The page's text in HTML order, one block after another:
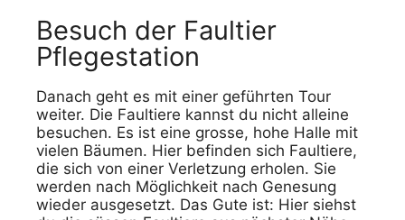
Besuch der Faultier
Pflegestation
Danach geht es mit einer geführten Tour
weiter. Die Faultiere kannst du nicht alleine
besuchen. Es ist eine grosse, hohe Halle mit
vielen Bäumen. Hier befinden sich Faultiere,
die sich von einer Verletzung erholen. Sie
werden nach Möglichkeit nach Genesung
wieder ausgesetzt. Das Gute ist: Hier siehst